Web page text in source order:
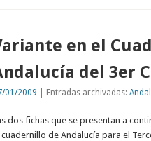
en el
del 3er
01/2009 | Entradas archivadas:
dos fichas que se presentan a
de Andalucía para el